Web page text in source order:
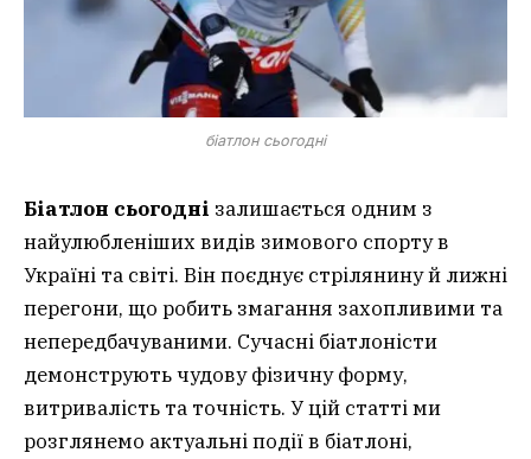
біатлон сьогодні
Біатлон сьогодні залишається одним з
найулюбленіших видів зимового спорту в
Україні та світі. Він поєднує стрілянину й лижні
перегони, що робить змагання захопливими та
непередбачуваними. Сучасні біатлоністи
демонструють чудову фізичну форму,
витривалість та точність. У цій статті ми
розглянемо актуальні події в біатлоні,